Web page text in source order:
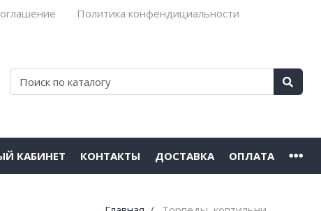
Политика конфендициальности
КАБИНЕТ КОНТАКТЫ ДОСТАВКА ОПЛАТА